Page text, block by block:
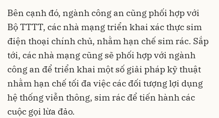
Bên cạnh đó, ngành công an cũng phối hợp với
Bộ TTTT, các nhà mạng triển khai xác thực sim
điện thoại chính chủ, nhằm hạn chế sim rác. Sắp
tới, các nhà mạng cũng sẽ phối hợp với ngành
công an để triển khai một số giải pháp kỹ thuật
nhằm hạn chế tối đa việc các đối tượng lợi dụng
hệ thống viễn thông, sim rác để tiến hành các
cuộc gọi lừa đảo.